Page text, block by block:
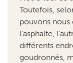
différents
goudronnés,
introduction
suffit de
connaissance